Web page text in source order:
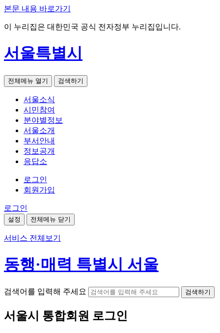
본문 내용 바로가기
이 누리집은 대한민국 공식 전자정부 누리집입니다.
서울특별시
전체메뉴 열기 검색하기
서울소식
시민참여
분야별정보
서울소개
부서안내
정보공개
응답소
로그인
회원가입
로그인
설정 전체메뉴 닫기
서비스 전체보기
동행·매력 특별시 서울
검색어를 입력해 주세요 검색하기
서울시 통합회원 로그인